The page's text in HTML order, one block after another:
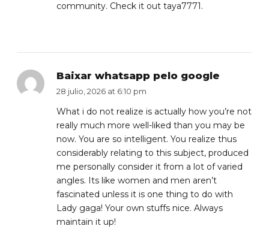
community. Check it out taya7771 .
Baixar whatsapp pelo google
28 julio, 2026 at 6:10 pm
What i do not realize is actually how you’re not
really much more well-liked than you may be
now. You are so intelligent. You realize thus
considerably relating to this subject, produced
me personally consider it from a lot of varied
angles. Its like women and men aren’t
fascinated unless it is one thing to do with
Lady gaga! Your own stuffs nice. Always
maintain it up!